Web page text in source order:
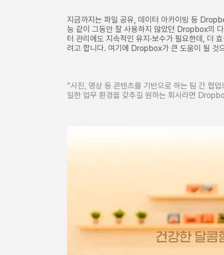
지금까지는 파일 공유, 데이터 아카이빙 등
능 같이 그동안 잘 사용하지 않았던 Dropbox의
터 관리에도 지속적인 유지·보수가 필요한데, 더
려고 합니다. 여기에 Dropbox가 큰 도움이 될 것
“사진, 영상 등 콘텐츠를 기반으로 하는 팀 간 협
일한 업무 환경을 갖추길 원하는 회사라면